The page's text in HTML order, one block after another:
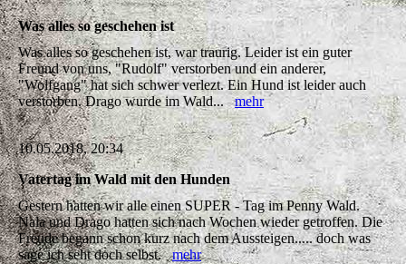
Was alles so geschehen ist
Was alles so geschehen ist, war traurig. Leider ist ein guter
Freund von uns, "Rudolf" verstorben und ein anderer,
"Wolfgang" hat sich schwer verlezt. Ein Hund ist leider auch
verstorben. Drago wurde im Wald...mehr
10.05.2018, 20:34
Vatertag im Wald mit den Hunden
Gestern hatten wir alle einen SUPER - Tag im Penny Wald.
Nala und Drago hatten sich nach Wochen wieder getroffen. Die
Freude begann schon kurz nach dem Aussteigen..... doch was
sage ich seht doch selbst.mehr